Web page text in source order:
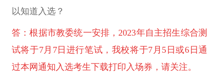
以知道入选？
答：根据市教委统一安排，2023年自主招生综合测
试将于7月7日进行笔试，我校将于7月5日或6日通
过本网通知入选考生下载打印入场券，请关注。